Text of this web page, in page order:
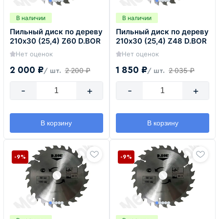
В наличии
Пильный диск по дереву
210х30 (25,4) Z60 D.BOR
Нет оценок
2 000 ₽/ шт. 2 200 ₽
- +
В корзину
В наличии
Пильный диск по дереву
210х30 (25,4) Z48 D.BOR
Нет оценок
1 850 ₽/ шт. 2 035 ₽
- +
В корзину
-9% -9%